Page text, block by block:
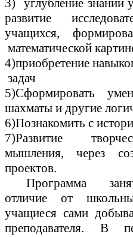
3) углубление знаний
развитие
учащихся,
математической
4)приобретение
задач
5)Сформировать
шахматы и другие
6)Познакомить с
7)Развитие
мышления, через
проектов.
Программа
отличие от
учащиеся сами
преподавателя. В